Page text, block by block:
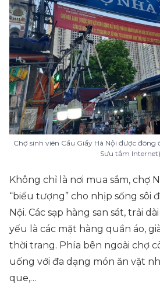
Chợ sinh viên Cầu Giấy Hà Nội được
Sưu tầm Internet)
Không chỉ là nơi mua sắm, chợ
“biểu tượng” cho nhịp sống sôi
Nội. Các sạp hàng san sát, trải
yếu là các mặt hàng quần áo,
thời trang. Phía bên ngoài chợ
uống với đa dạng món ăn vặt
que,…